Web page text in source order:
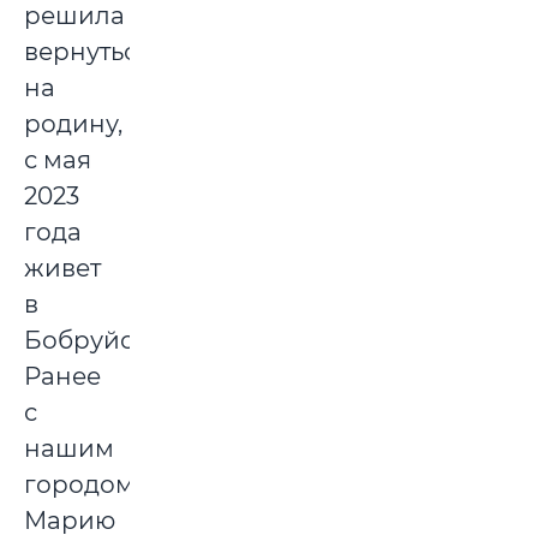
решила
вернуться
на
родину,
с мая
2023
года
живет
в
Бобруйске.
Ранее
с
нашим
городом
Марию